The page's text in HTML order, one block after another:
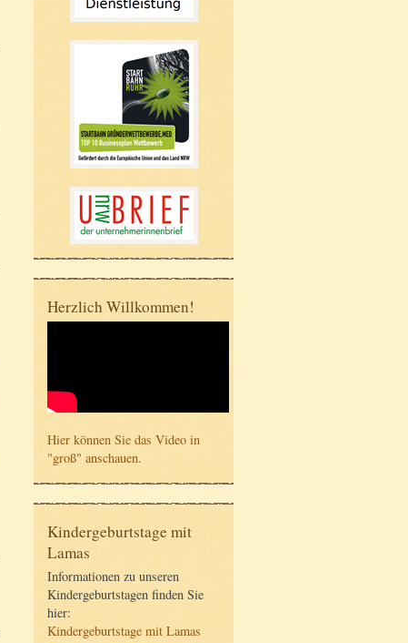
Herzlich Willkommen!
Hier können Sie das Video in
"groß" anschauen.
Kindergeburtstage mit
Lamas
Informationen zu unseren
Kindergeburtstagen finden Sie
hier:
Kindergeburtstage mit Lamas